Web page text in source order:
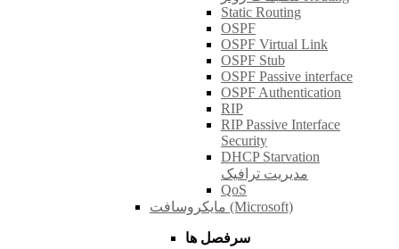
Static Routing
OSPF
OSPF Virtual Link
OSPF Stub
OSPF Passive interface
OSPF Authentication
RIP
RIP Passive Interface
Security
DHCP Starvation
مدیریت ترافیک
QoS
مایکروسافت (Microsoft)
سرفصل ها